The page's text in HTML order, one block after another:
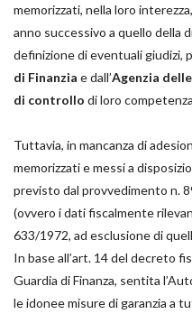
memorizzati, nella loro
anno successivo a quello della
definizione di eventuali giudizi,
di Finanzia e dall’Agenzia
di controllo di loro
Tuttavia, in mancanza di
memorizzati e messi a
previsto dal provvedimento n.
(ovvero i dati fiscalmente
633/1972, ad esclusione di
In base all’art. 14 del decreto
Guardia di Finanza, sentita
le idonee misure di garanzia a